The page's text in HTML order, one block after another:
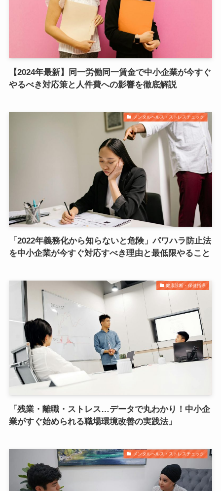
【2024年最新】同一労働同一賃金で中小企業が今すぐ
やるべき対応策と人件費への影響を徹底解説
メンタルヘルス・ストレスチェック
「2022年義務化から知らないと危険」パワハラ防止法
を中小企業が今すぐ対応すべき理由と最低限やること
健康診断・保健指導
「残業・離職・ストレス…データで丸わかり！中小企
業がすぐ始められる職場環境改善の実践法」
メンタルヘルス・ストレスチェック